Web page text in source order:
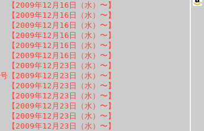
年12月16日（水）〜】
年12月16日（水）〜】
年12月16日（水）〜】
年12月16日（水）〜】
年12月16日（水）〜】
年12月16日（水）〜】
2009年12月23日（水）〜】
【2009年12月23日（水）〜】
2009年12月23日（水）〜】
2009年12月23日（水）〜】
年12月23日（水）〜】
年12月23日（水）〜】
年12月23日（水）〜】